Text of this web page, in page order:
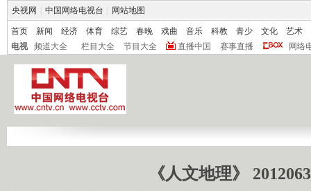
央视网 中国网络电视台 网站地图
首页 新闻 经济 体育 综艺 春晚 戏曲 音乐 科教 青少 文化
艺术
电视
频道大全 栏目大全 节目大全 直播中国 赛事直播 网络
《人文地理》